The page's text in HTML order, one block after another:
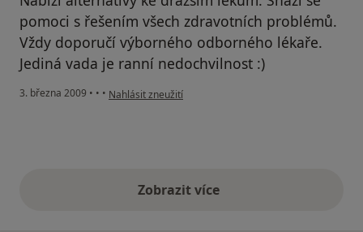
pomoci s řešením všech zdravotních problémů.
Vždy doporučí výborného odborného lékaře.
Jediná vada je ranní nedochvilnost :)
3. března 2009 • • • podle názoru uživatele Valochová Lenka
Nahlásit zneužití
Zobrazit vícevýše uvedené názory